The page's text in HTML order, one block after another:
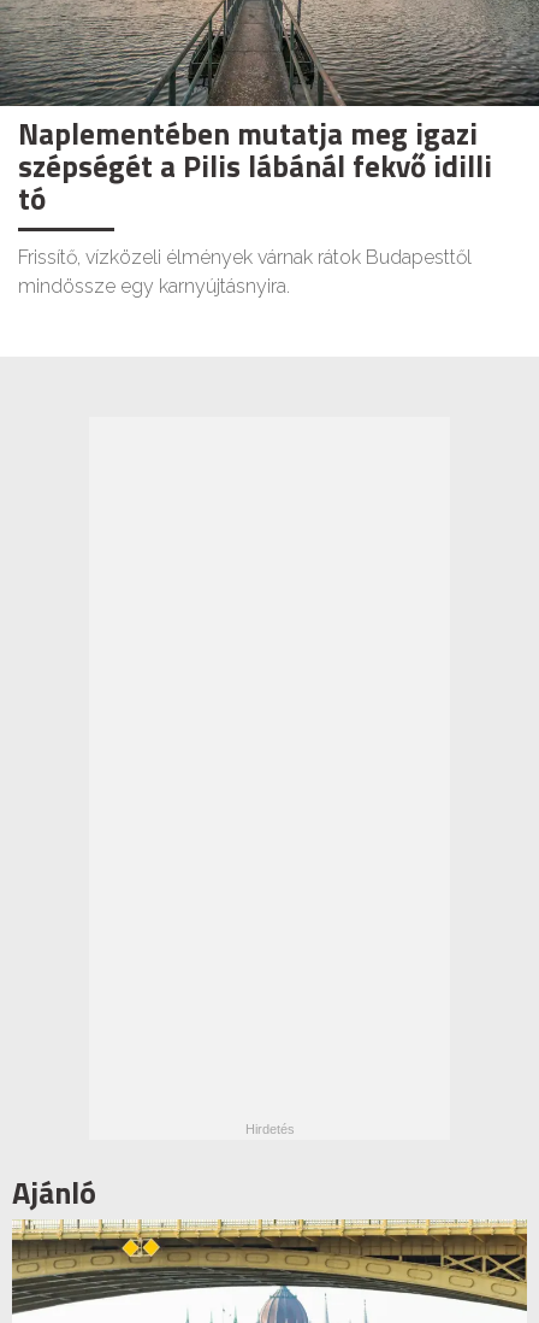
Naplementében mutatja meg igazi
szépségét a Pilis lábánál fekvő idilli
tó
Frissítő, vízközeli élmények várnak rátok Budapesttől
mindössze egy karnyújtásnyira.
Ajánló